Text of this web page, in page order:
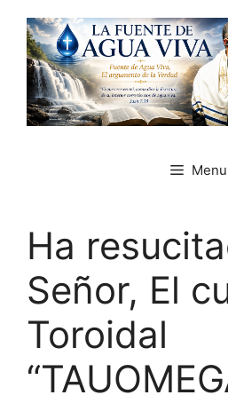
content
Menu
Ha
Señor, El
Toroidal